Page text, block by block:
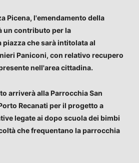
Picena, l'emendamento della
un contributo per la
che sarà intitolata al
Paniconi, con relativo recupero
nell'area cittadina.
arriverà alla Parrocchia San
Recanati per il progetto a
legate ai dopo scuola dei bimbi
che frequentano la parrocchia